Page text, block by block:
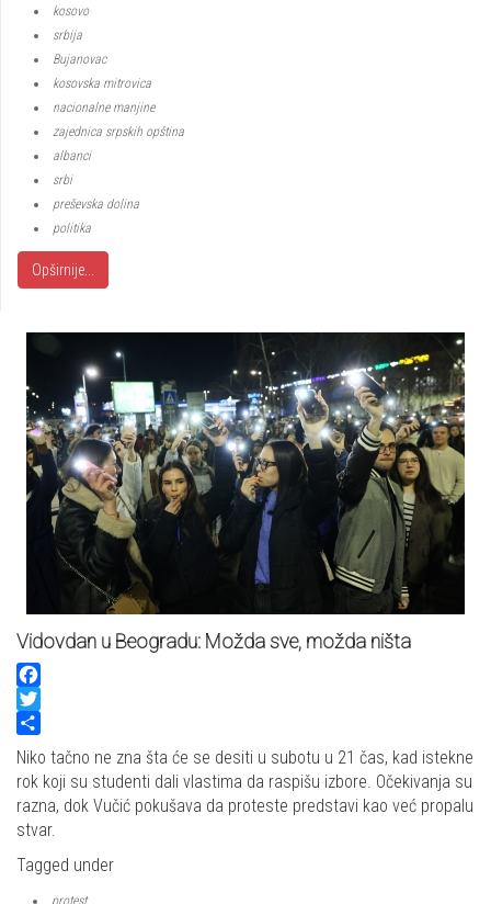
kosovo
srbija
Bujanovac
kosovska mitrovica
nacionalne manjine
zajednica srpskih opština
albanci
srbi
preševska dolina
politika
Opširnije...
Vidovdan u Beogradu: Možda sve, možda ništa
Facebook
Twitter
Share
Niko tačno ne zna šta će se desiti u subotu u 21 čas, kad istekne
rok koji su studenti dali vlastima da raspišu izbore. Očekivanja su
razna, dok Vučić pokušava da proteste predstavi kao već propalu
stvar.
Tagged under
protest